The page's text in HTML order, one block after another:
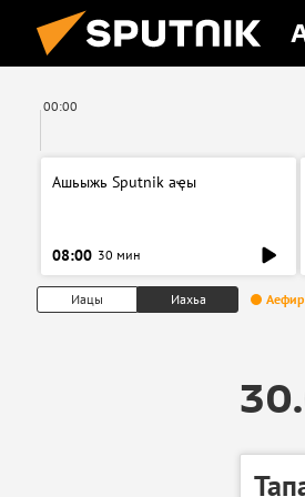
00:00
Ашьыжь Sputnik аҿы
08:00 30 мин
Иацы Иахьа